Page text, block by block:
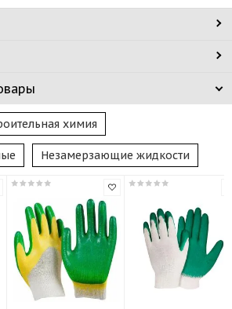
химия
Незамерзающие жидкости